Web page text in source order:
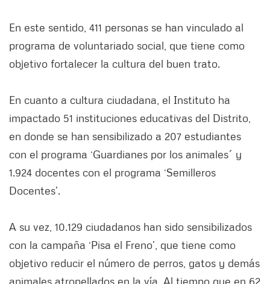
En este sentido, 411 personas se han vinculado al
programa de voluntariado social, que tiene como
objetivo fortalecer la cultura del buen trato.
En cuanto a cultura ciudadana, el Instituto ha
impactado 51 instituciones educativas del Distrito,
en donde se han sensibilizado a 207 estudiantes
con el programa ‘Guardianes por los animales´ y
1.924 docentes con el programa ‘Semilleros
Docentes’.
A su vez, 10.129 ciudadanos han sido sensibilizados
con la campaña ‘Pisa el Freno’, que tiene como
objetivo reducir el número de perros, gatos y demás
animales atropellados en la vía. Al tiempo que en 62